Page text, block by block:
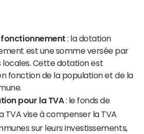
: la dotation
est une somme versée par
locales. Cette dotation est
fonction de la population et de la
pour la TVA: le fonds de
vise à compenser la TVA
sur leurs investissements,